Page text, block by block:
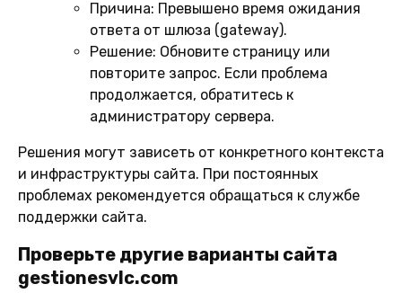
Причина: Превышено время ожидания
ответа от шлюза (gateway).
Решение: Обновите страницу или
повторите запрос. Если проблема
продолжается, обратитесь к
администратору сервера.
Решения могут зависеть от конкретного контекста
и инфраструктуры сайта. При постоянных
проблемах рекомендуется обращаться к службе
поддержки сайта.
Проверьте другие варианты сайта
gestionesvlc.com